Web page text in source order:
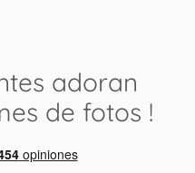
adoran
de fotos !